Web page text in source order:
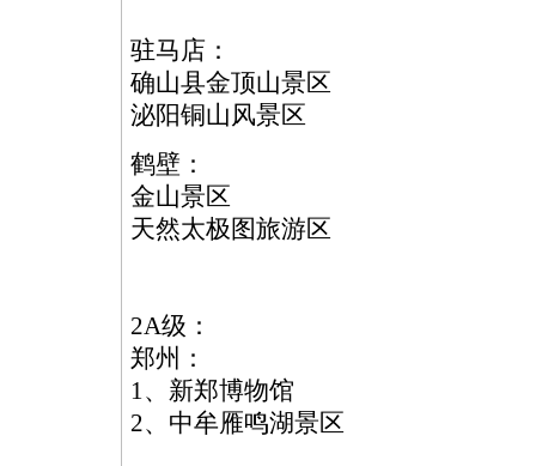
驻马店：
确山县金顶山景区
泌阳铜山风景区
鹤壁：
金山景区
天然太极图旅游区
2A级：
郑州：
1、新郑博物馆
2、中牟雁鸣湖景区